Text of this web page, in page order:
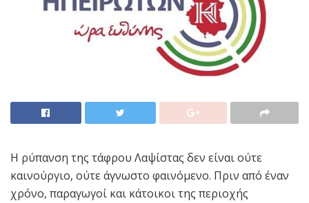
Η ρύπανση της τάφρου Λαψίστας δεν είναι ούτε
καινούργιο, ούτε άγνωστο φαινόμενο. Πριν από έναν
χρόνο, παραγωγοί και κάτοικοι της περιοχής